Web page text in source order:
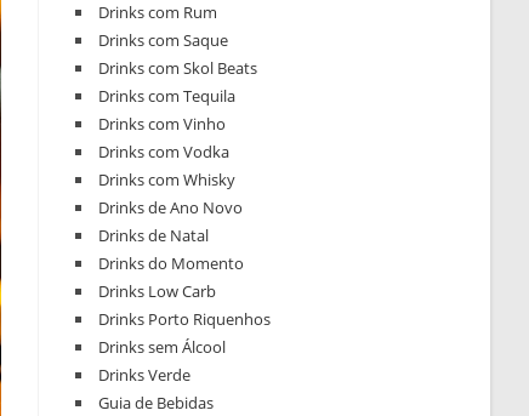
Drinks com Rum
Drinks com Saque
Drinks com Skol Beats
Drinks com Tequila
Drinks com Vinho
Drinks com Vodka
Drinks com Whisky
Drinks de Ano Novo
Drinks de Natal
Drinks do Momento
Drinks Low Carb
Drinks Porto Riquenhos
Drinks sem Álcool
Drinks Verde
Guia de Bebidas